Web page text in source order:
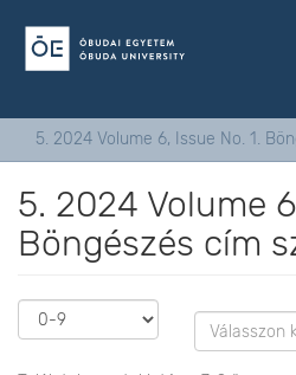
5. 2024 Volume 6, Issue No. 1.
5. 2024 Volume
Böngészés cím